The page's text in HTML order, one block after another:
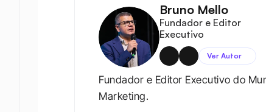
Bruno Mello
Fundador e Editor
Executivo
Ver Autor
Fundador e Editor Executivo do
Marketing.